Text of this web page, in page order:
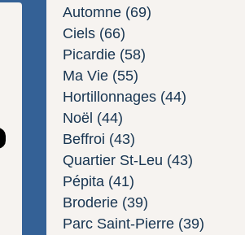
Automne (69)
Ciels (66)
Picardie (58)
Ma Vie (55)
Hortillonnages (44)
Noël (44)
Beffroi (43)
Quartier St-Leu (43)
Pépita (41)
Broderie (39)
Parc Saint-Pierre (39)